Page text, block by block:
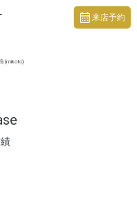
(mikoto)
来店予約